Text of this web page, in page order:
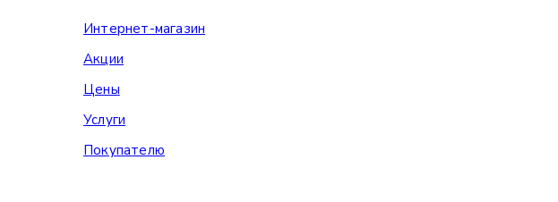
Интернет-магазин
Акции
Цены
Услуги
Покупателю